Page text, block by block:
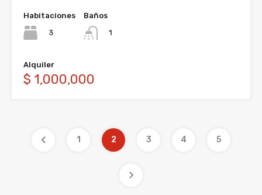
Habitaciones
3
Baños
1
Alquiler
$ 1,000,000
1 2 3 4 5